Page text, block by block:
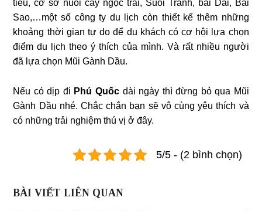
tiêu, cơ sở nuôi cấy ngọc trai, Suối Tranh, bãi Dài, Bãi
Sao,…một số công ty du lịch còn thiết kế thêm những
khoảng thời gian tự do để du khách có cơ hội lựa chọn
điểm du lịch theo ý thích của mình. Và rất nhiều người
đã lựa chọn Mũi Gành Dầu.
Nếu có dịp đi Phú Quốcdài ngày thì đừng bỏ qua Mũi
Gành Dầu nhé. Chắc chắn bạn sẽ vô cùng yêu thích và
có những trải nghiệm thú vị ở đây.
5/5 - (2 bình chọn)
BÀI VIẾT LIÊN QUAN